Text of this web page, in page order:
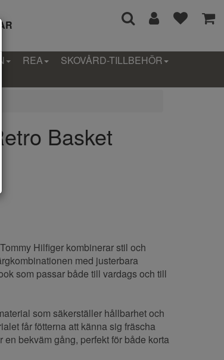
REA
SKOVÅRD-TILLBEHÖR
Basket
Hilfiger kombinerar stil och
med justerbara
som passar både till vardags och till
som säkerställer hållbarhet och
får fötterna att känna sig fräscha
bekväm gång, perfekt för både korta